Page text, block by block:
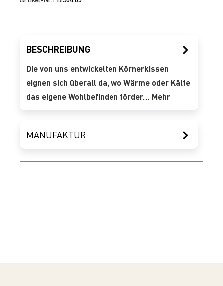
BESCHREIBUNG
Die von uns entwickelten Körnerkissen
eignen sich überall da, wo Wärme oder Kälte
das eigene Wohlbefinden förder… Mehr
MANUFAKTUR